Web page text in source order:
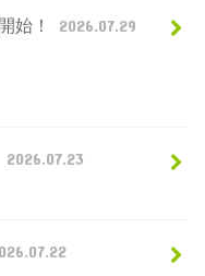
始！ 2026.07.29
2026.07.23